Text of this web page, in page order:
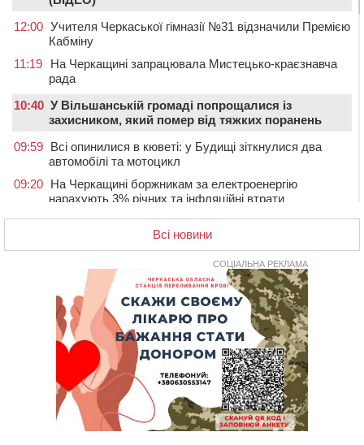
12:00 Учителя Черкаської гімназії №31 відзначили Премією
Кабміну
11:19
На Черкащині запрацювала Мистецько-краєзнавча
рада
10:40 У Вільшанській громаді попрощалися із
захисником, який помер від тяжких поранень
09:59 Всі опинилися в кюветі: у Будищі зіткнулися два
автомобілі та мотоцикл
09:20 На Черкащині боржникам за електроенергію
нарахують 3% річних та інфляційні втрати
08:22 Черкащина серед лідерів за кількістю штрафів для
підприємств через неподання даних про транспорт до
ТЦК
Черкаси прийматимуть Український урбаністичний
форум: реєстрація
09 СЕРПНЯ 2026, НЕДІЛЯ
На Чорнобаївщині конфіскували землю на користь
держави, але оренду не припинили: прокуратура
звернулася до суду
У Черкасах триває завершальний етап прийому заяв
на літній відпочинок дітей пільгових категорій
«Будеш пожежним!»: рятувальник з Умані про
Всі новини
СОЦІАЛЬНА РЕКЛАМА